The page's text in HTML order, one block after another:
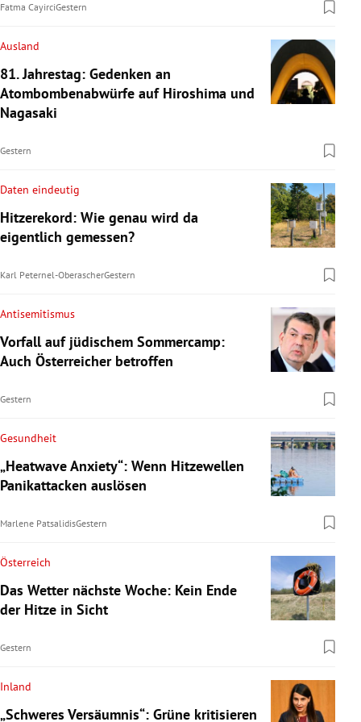
Fatma CayirciGestern
Ausland
81. Jahrestag: Gedenken an
Atombombenabwürfe auf Hiroshima und
Nagasaki
Gestern
Daten eindeutig
Hitzerekord: Wie genau wird da
eigentlich gemessen?
Karl Peternel-OberascherGestern
Antisemitismus
Vorfall auf jüdischem Sommercamp:
Auch Österreicher betroffen
Gestern
Gesundheit
„Heatwave Anxiety“: Wenn Hitzewellen
Panikattacken auslösen
Marlene PatsalidisGestern
Österreich
Das Wetter nächste Woche: Kein Ende
der Hitze in Sicht
Gestern
Inland
„Schweres Versäumnis“: Grüne kritisieren